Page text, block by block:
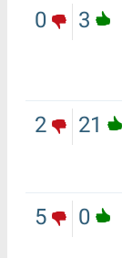
3
0
21
2
0
5